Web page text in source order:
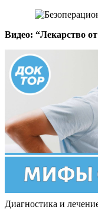
Видео: “Лекарство
Диагностика и